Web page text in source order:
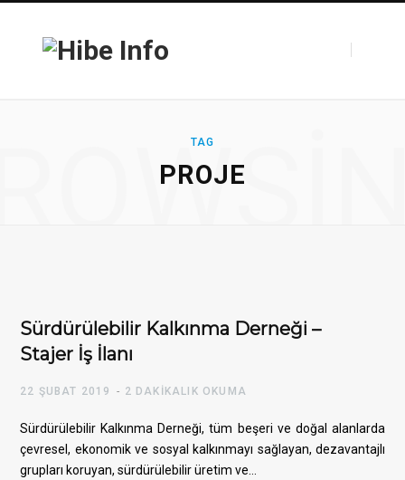
TAG
PROJE
Sürdürülebilir Kalkınma Derneği –
Stajer İş İlanı
22 ŞUBAT 2019 2 DAKIKALIK OKUMA
Sürdürülebilir Kalkınma Derneği, tüm beşeri ve doğal alanlarda
çevresel, ekonomik ve sosyal kalkınmayı sağlayan, dezavantajlı
grupları koruyan, sürdürülebilir üretim ve…